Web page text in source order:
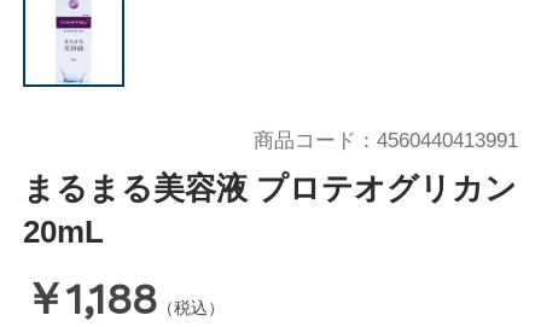
まるまる美容液 プロテオグリカン
20mL
￥1,188 （税込）
商品コード 4560440413991